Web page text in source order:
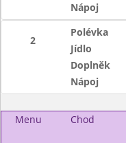
Nápoj
2
Polévka
Jídlo
Doplněk
Nápoj
Menu Chod